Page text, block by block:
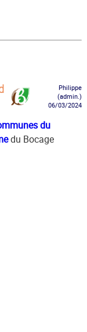
Philippe
(admin.)
06/03/2024
du
du Bocage